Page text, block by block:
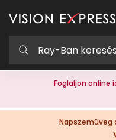
Foglaljon online
Napszemüveg